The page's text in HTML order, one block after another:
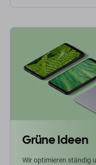
Grüne Ideen
Wir optimieren ständig